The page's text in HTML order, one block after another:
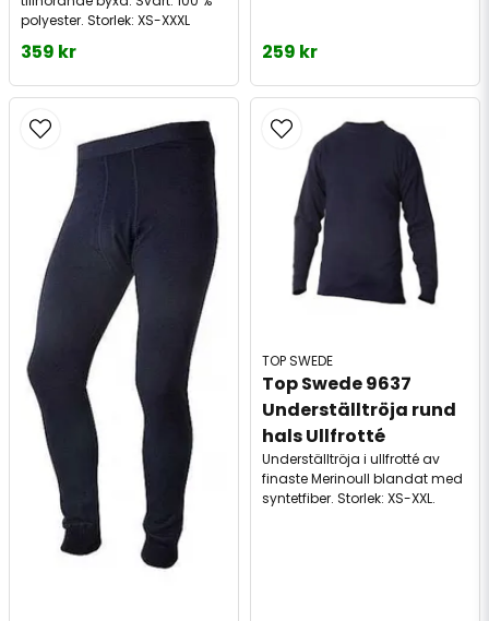
polyester. Storlek: XS-XXXL
359 kr 259 kr
TOP SWEDE
Top Swede 9637
Underställtröja rund
hals Ullfrotté
Underställtröja i ullfrotté av
finaste Merinoull blandat med
syntetfiber. Storlek: XS-XXL.